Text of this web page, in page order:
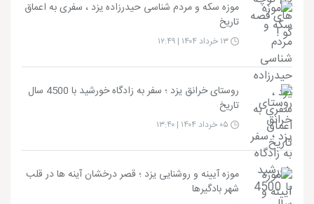
موزه سکه و مردم شناسی حیدرزاده یزد ، سفری به اعماق
تاریخ
روستای خرانق یزد ؛ سفر به زادگاه خورشید با 4500 سال
تاریخ
موزه آیینه و روشنایی یزد ؛ قصر درخشان آینه‌ ها در قلب
شهر بادگیرها